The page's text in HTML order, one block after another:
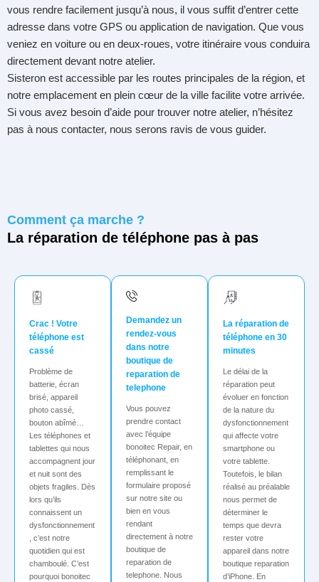
vous rendre facilement jusqu’à nous, il vous suffit d’entrer cette
adresse dans votre GPS ou application de navigation. Que vous
veniez en voiture ou en deux-roues, votre itinéraire vous conduira
directement devant notre atelier.
Sisteron est accessible par les routes principales de la région, et
notre emplacement en plein cœur de la ville facilite votre arrivée.
Si vous avez besoin d’aide pour trouver notre atelier, n’hésitez
pas à nous contacter, nous serons ravis de vous guider.
Comment ça marche ?
La réparation de téléphone pas à pas
Crac ! Votre
téléphone est
cassé
Problème de
batterie, écran
brisé, appareil
photo cassé,
bouton abîmé…
Les téléphones et
tablettes qui nous
accompagnent jour
et nuit sont des
objets fragiles. Dès
lors qu’ils
connaissent un
dysfonctionnement
, c’est notre
quotidien qui est
chamboulé. C’est
pourquoi bonoitec
Demandez un
rendez-vous
dans notre
boutique de
reparation de
telephone
Vous pouvez
prendre contact
avec l’équipe
bonoitec Repair, en
téléphonant, en
remplissant le
formulaire proposé
sur notre site ou
bien en vous
rendant
directement à notre
boutique de
reparation de
telephone. Nous
La réparation de
téléphone en 30
minutes
Le délai de la
réparation peut
évoluer en fonction
de la nature du
dysfonctionnement
qui affecte votre
smartphone ou
votre tablette.
Toutefois, le bilan
réalisé au préalable
nous permet de
déterminer le
temps que devra
rester votre
appareil dans notre
boutique reparation
d’iPhone. En